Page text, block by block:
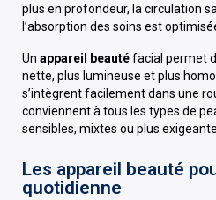
plus en profondeur, la circulation
l’absorption des soins est
Un appareil beautéfacial permet
nette, plus lumineuse et plus
s’intègrent facilement dans une
conviennent à tous les types de
sensibles, mixtes ou plus
Les appareil beauté
quotidienne